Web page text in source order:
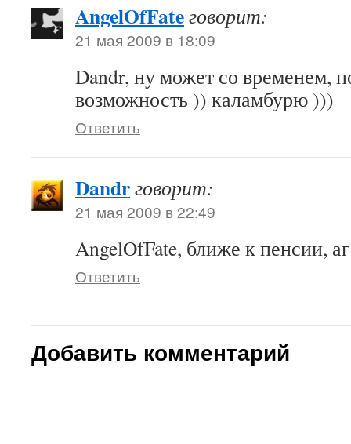
AngelOfFateговорит:
21 мая 2009 в 18:09
Dandr, ну может со временем,
возможность )) каламбурю )))
Ответить
Dandrговорит:
21 мая 2009 в 22:49
AngelOfFate, ближе к пенсии,
Ответить
Добавить комментарий